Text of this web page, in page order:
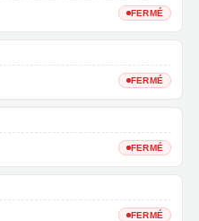
FERMÉ
FERMÉ
FERMÉ
FERMÉ